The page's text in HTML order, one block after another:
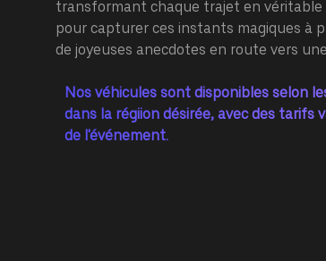
transformant chaque trajet en
pour capturer ces instants magiques à
de joyeuses anecdotes en route vers
Nos véhicules sont disponibles selon
dans la régiion désirée, avec des tarifs
de l'événement.